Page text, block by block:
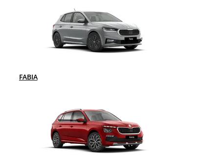
FABIA